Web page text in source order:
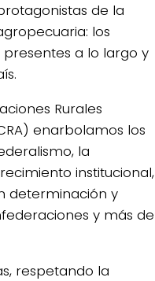
de la
los
a lo largo y
Rurales
enarbolamos los
la
institucional,
determinación y
y más de
respetando la